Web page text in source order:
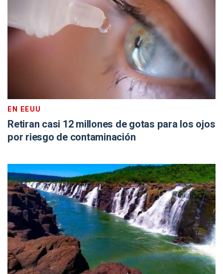
EN EEUU
Retiran casi 12 millones de gotas para los ojos
por riesgo de contaminación